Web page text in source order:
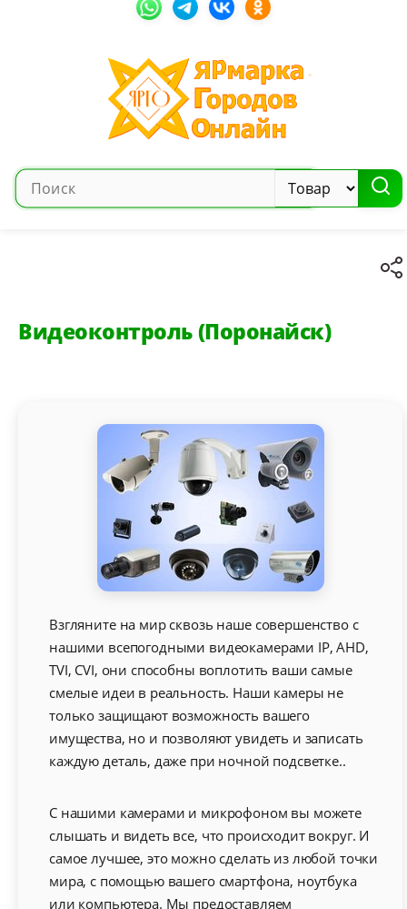
Видеоконтроль (Поронайск)
Взгляните на мир сквозь наше совершенство с
нашими всепогодными видеокамерами IP, AHD,
TVI, CVI, они способны воплотить ваши самые
смелые идеи в реальность. Наши камеры не
только защищают возможность вашего
имущества, но и позволяют увидеть и записать
каждую деталь, даже при ночной подсветке..
С нашими камерами и микрофоном вы можете
слышать и видеть все, что происходит вокруг. И
самое лучшее, это можно сделать из любой точки
мира, с помощью вашего смартфона, ноутбука
или компьютера. Мы предоставляем